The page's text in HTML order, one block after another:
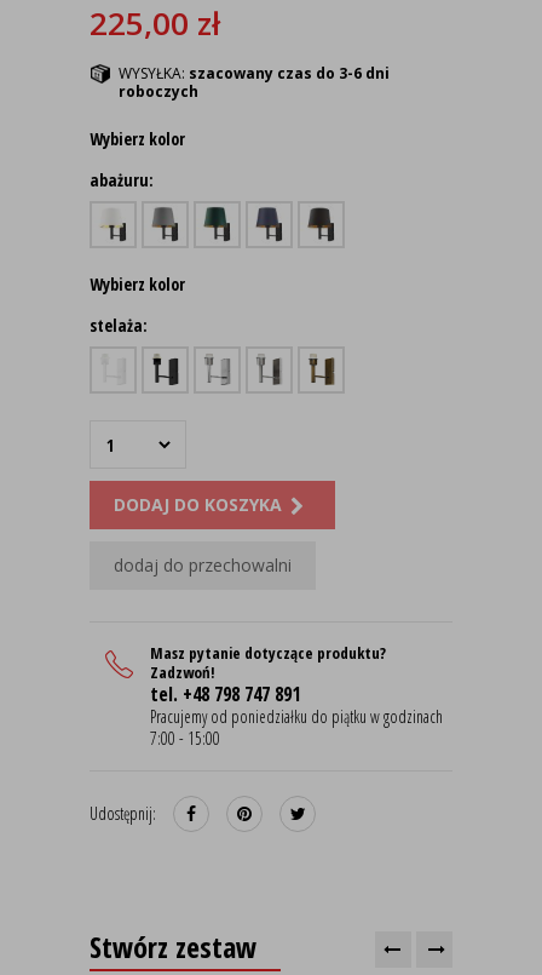
225,00 zł
WYSYŁKA: szacowany czas do 3-6 dni
roboczych
Wybierz kolor
abażuru:
Wybierz kolor
stelaża:
DODAJ DO KOSZYKA
dodaj do przechowalni
Masz pytanie dotyczące produktu?
Zadzwoń!
tel. +48 798 747 891
Pracujemy od poniedziałku do piątku w godzinach
7:00 - 15:00
Udostępnij:
Stwórz zestaw